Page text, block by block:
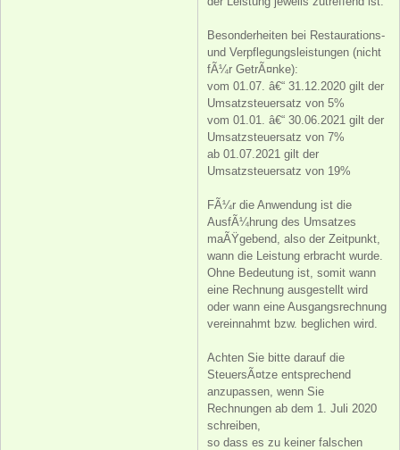
Besonderheiten bei Restaurations-
und Verpflegungsleistungen (nicht
fÃ¼r GetrÃ¤nke):
vom 01.07. â€“ 31.12.2020 gilt der
Umsatzsteuersatz von 5%
vom 01.01. â€“ 30.06.2021 gilt der
Umsatzsteuersatz von 7%
ab 01.07.2021 gilt der
Umsatzsteuersatz von 19%
FÃ¼r die Anwendung ist die
AusfÃ¼hrung des Umsatzes
maÃŸgebend, also der Zeitpunkt,
wann die Leistung erbracht wurde.
Ohne Bedeutung ist, somit wann
eine Rechnung ausgestellt wird
oder wann eine Ausgangsrechnung
vereinnahmt bzw. beglichen wird.
Achten Sie bitte darauf die
SteuersÃ¤tze entsprechend
anzupassen, wenn Sie
Rechnungen ab dem 1. Juli 2020
schreiben,
so dass es zu keiner falschen